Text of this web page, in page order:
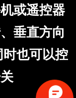
或遥控器
垂直方向
也可以控